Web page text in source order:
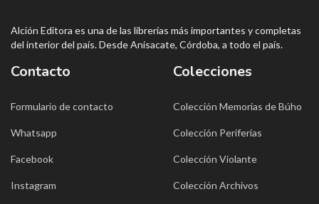
Alción Editora es una de las librerías más importantes y completas
del interior del país. Desde Anisacate, Córdoba, a todo el país.
Contacto
Formulario de contacto
Whatsapp
Facebook
Instagram
Colecciones
Colección Memorias de Búho
Colección Periferias
Colección Violante
Colección Archivos